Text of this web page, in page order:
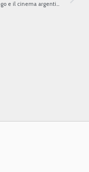
Tango Podcast in Italiano – Numero 462 – Il Tango e il cinema argentino